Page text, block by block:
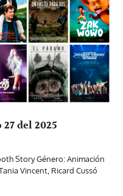
del 2025
Story Género: Animación
Vincent, Ricard Cussó